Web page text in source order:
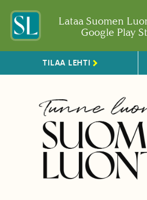
Lataa Suomen
Google Play
TILAA LEHTI